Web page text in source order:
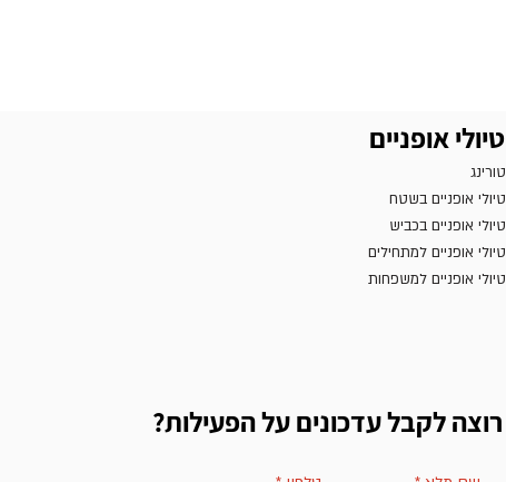
טיולי אופניים
טורינג
טיולי אופניים בשטח
טיולי אופניים בכביש
טיולי אופניים למתחילים
טיולי אופניים למשפחות
רוצה לקבל עדכונים על הפעילות?